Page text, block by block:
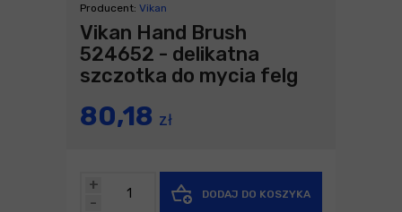
Producent: Vikan
Vikan Hand Brush
524652 - delikatna
szczotka do mycia felg
80,18 zł
-
+
DODAJ DO KOSZYKA